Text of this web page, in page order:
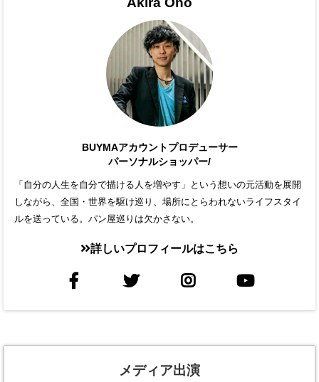
BUYMAアカウントプロデューサー
パーソナルショッパー/
「自分の人生を自分で描ける人を増やす」という想いの元活動を展開
しながら、全国・世界を駆け巡り、場所にとらわれないライフスタイ
ルを送っている。パン屋巡りは欠かさない。
詳しいプロフィールはこちら
メディア出演